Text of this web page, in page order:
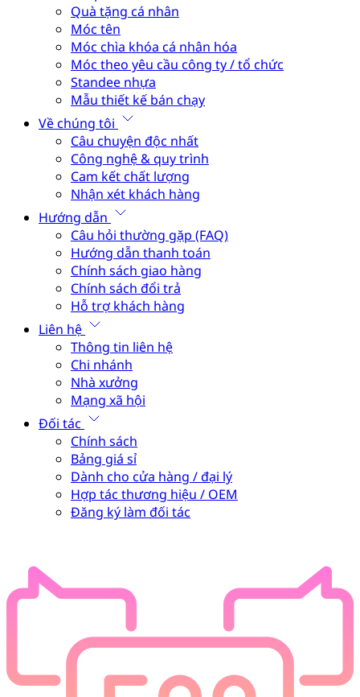
Quà tặng cá nhân
Móc tên
Móc chìa khóa cá nhân hóa
Móc theo yêu cầu công ty / tổ chức
Standee nhựa
Mẫu thiết kế bán chạy
Về chúng tôi
Câu chuyện độc nhất
Công nghệ & quy trình
Cam kết chất lượng
Nhận xét khách hàng
Hướng dẫn
Câu hỏi thường gặp (FAQ)
Hướng dẫn thanh toán
Chính sách giao hàng
Chính sách đổi trả
Hỗ trợ khách hàng
Liên hệ
Thông tin liên hệ
Chi nhánh
Nhà xưởng
Mạng xã hội
Đối tác
Chính sách
Bảng giá sỉ
Dành cho cửa hàng / đại lý
Hợp tác thương hiệu / OEM
Đăng ký làm đối tác